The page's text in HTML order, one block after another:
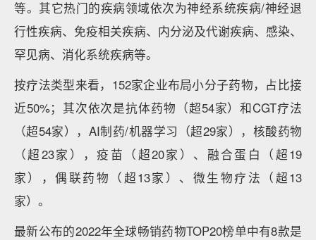
等。其它热门的疾病领域依次为神经系统疾病/神经退
行性疾病、免疫相关疾病、内分泌及代谢疾病、感染、
罕见病、消化系统疾病等。
按疗法类型来看，152家企业布局小分子药物，占比接
近50%；其次依次是抗体药物（超54家）和CGT疗法
（超54家），AI制药/机器学习（超29家），核酸药物
（超23家），疫苗（超20家）、融合蛋白（超19
家），偶联药物（超13家）、微生物疗法（超13
家）。
最新公布的2022年全球畅销药物TOP20榜单中有8款是